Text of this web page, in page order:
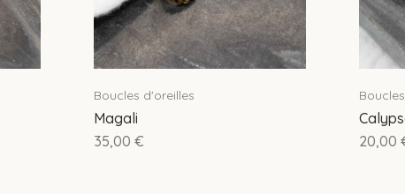
Boucles d'oreilles
Magali
35,00 €
20,00